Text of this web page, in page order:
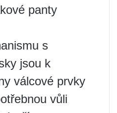
panty
s
jsou k
válcové prvky
vůli